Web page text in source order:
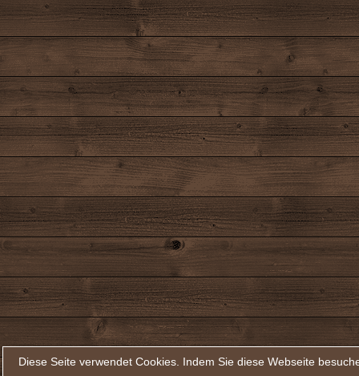
Diese Seite verwendet Cookies. Indem Sie diese Webseite